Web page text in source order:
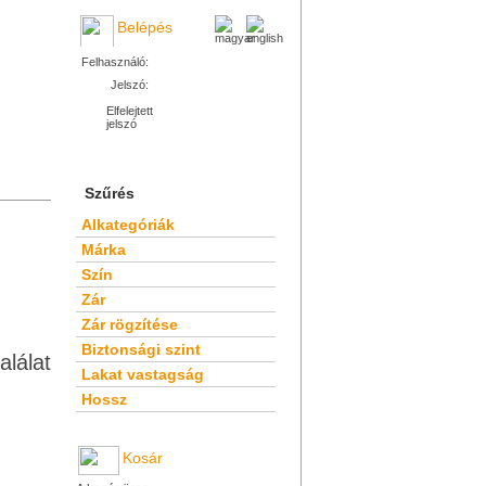
Szűrés
Alkategóriák
Márka
Szín
Zár
Zár rögzítése
Biztonsági szint
Lakat vastagság
Hossz
Kosár
Belépés
Felhasználó:
Jelszó:
Elfelejtett
jelszó